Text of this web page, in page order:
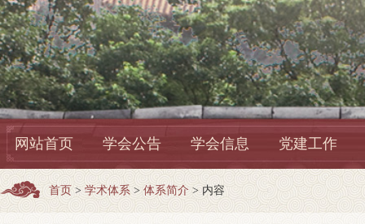
网站首页 学会公告 学会信息 党建工作
首页 >学术体系 > 体系简介 > 内容